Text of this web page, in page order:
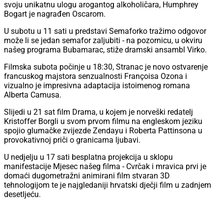
svoju unikatnu ulogu arogantog alkoholičara, Humphrey
Bogart je nagrađen Oscarom.
U subotu u 11 sati u predstavi Semaforko tražimo odgovor
može li se jedan semafor zaljubiti - na pozornicu, u okviru
našeg programa Bubamarac, stiže dramski ansambl Virko.
Filmska subota počinje u 18:30, Stranac je novo ostvarenje
francuskog majstora senzualnosti Françoisa Ozona i
vizualno je impresivna adaptacija istoimenog romana
Alberta Camusa.
Slijedi u 21 sat film Drama, u kojem je norveški redatelj
Kristoffer Borgli u svom prvom filmu na engleskom jeziku
spojio glumačke zvijezde Zendayu i Roberta Pattinsona u
provokativnoj priči o granicama ljubavi.
U nedjelju u 17 sati besplatna projekcija u sklopu
manifestacije Mjesec našeg filma - Cvrčak i mravica prvi je
domaći dugometražni animirani film stvaran 3D
tehnologijom te je najgledaniji hrvatski dječji film u zadnjem
desetljeću.